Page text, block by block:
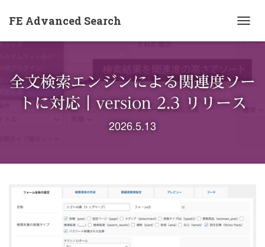
FE Advanced Search
ビ
シ
ン
全文検索エンジンによる関連度ソー
トに対応｜version 2.3 リリース
2026.5.13